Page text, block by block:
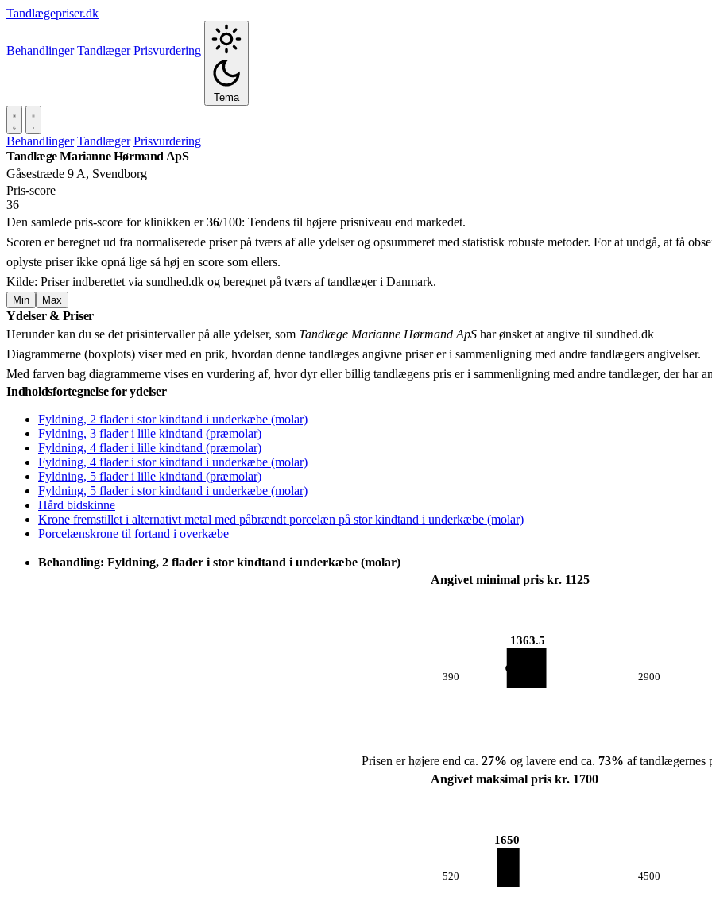
Tandlægepriser.dk
Behandlinger Tandlæger Prisvurdering
Tema
Behandlinger Tandlæger Prisvurdering
Tandlæge Marianne Hørmand ApS
Gåsestræde 9 A, Svendborg
Pris‑score
36
Den samlede pris-score for klinikken er36/100: Tendens til højere prisniveau end markedet.
Scoren er beregnet ud fra normaliserede priser på tværs af alle ydelser og opsummeret med statistisk robuste metoder. For at undgå, at få
oplyste priser ikke opnå lige så høj en score som ellers.
Kilde: Priser indberettet via sundhed.dk og beregnet på tværs af tandlæger i Danmark.
Min Max
+
−
Ydelser & Priser
Herunder kan du se det prisintervaller på alle ydelser, som Tandlæge Marianne Hørmand ApS har ønsket at angive til sundhed.dk
Diagrammerne (boxplots) viser med en prik, hvordan denne tandlæges angivne priser er i sammenligning med andre tandlægers angivelser.
Med farven bag diagrammerne vises en vurdering af, hvor dyr eller billig tandlægens pris er i sammenligning med andre tandlæger, der har
Indholdsfortegnelse for ydelser
Fyldning, 2 flader i stor kindtand i underkæbe (molar)
Fyldning, 3 flader i lille kindtand (præmolar)
Fyldning, 4 flader i lille kindtand (præmolar)
Fyldning, 4 flader i stor kindtand i underkæbe (molar)
Fyldning, 5 flader i lille kindtand (præmolar)
Fyldning, 5 flader i stor kindtand i underkæbe (molar)
Hård bidskinne
Krone fremstillet i alternativt metal med påbrændt porcelæn på stor kindtand i underkæbe (molar)
Porcelænskrone til fortand i overkæbe
Behandling: Fyldning, 2 flader i stor kindtand i underkæbe (molar)
Angivet minimal pris kr. 1125
390
1363.5
2900
Prisen er højere end ca. 27% og lavere end ca. 73% af tandlægernes
Angivet maksimal pris kr. 1700
520
1650
4500